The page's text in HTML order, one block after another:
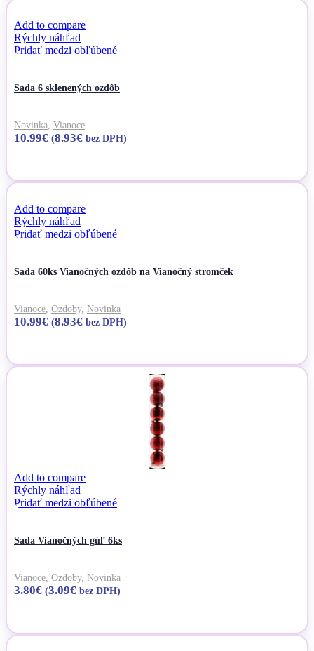
Add to compare
Rýchly náhľad
Pridať medzi obľúbené
Sada 6 sklenených ozdôb
Novinka Vianoce
10.99€ (8.93€ bez DPH)
Add to compare
Rýchly náhľad
Pridať medzi obľúbené
Sada 60ks Vianočných ozdôb na Vianočný stromček
Vianoce Ozdoby, Novinka
10.99€ (8.93€ bez DPH)
Add to compare
Rýchly náhľad
Pridať medzi obľúbené
Sada Vianočných gúľ 6ks
Vianoce Ozdoby, Novinka
3.80€ (3.09€ bez DPH)